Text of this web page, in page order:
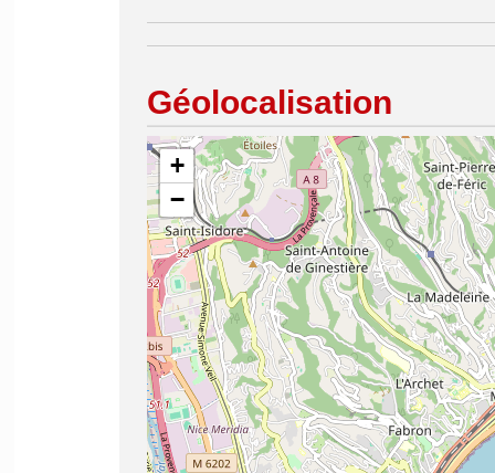
Géolocalisation
+
−